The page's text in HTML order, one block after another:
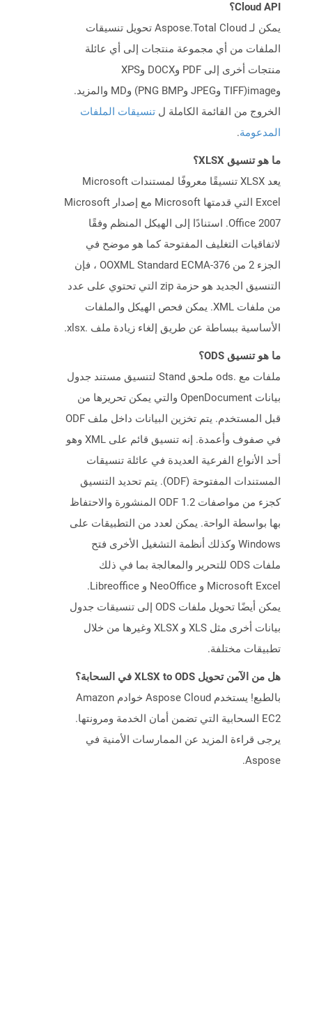
Cloud API؟
يمكن لـ Aspose.Total Cloud تحويل تنسيقات
الملفات من أي مجموعة منتجات إلى أي عائلة
منتجات أخرى إلى PDF وDOCX وXPS
وimage(TIFF وJPEG وPNG BMP) وMD والمزيد.
الخروج من القائمة الكاملة ل تنسيقات الملفات
المدعومة.
ما هو تنسيق XLSX؟
يعد XLSX تنسيقًا معروفًا لمستندات Microsoft
Excel التي قدمتها Microsoft مع إصدار Microsoft
Office 2007. استنادًا إلى الهيكل المنظم وفقًا
لاتفاقيات التغليف المفتوحة كما هو موضح في
الجزء 2 من OOXML Standard ECMA-376 ، فإن
التنسيق الجديد هو حزمة zip التي تحتوي على عدد
من ملفات XML. يمكن فحص الهيكل والملفات
الأساسية ببساطة عن طريق إلغاء زيادة ملف .xlsx.
ما هو تنسيق ODS؟
ملفات مع .ods ملحق Stand لتنسيق مستند جدول
بيانات OpenDocument والتي يمكن تحريرها من
قبل المستخدم. يتم تخزين البيانات داخل ملف ODF
في صفوف وأعمدة. إنه تنسيق قائم على XML وهو
أحد الأنواع الفرعية العديدة في عائلة تنسيقات
المستندات المفتوحة (ODF). يتم تحديد التنسيق
كجزء من مواصفات ODF 1.2 المنشورة والاحتفاظ
بها بواسطة الواحة. يمكن لعدد من التطبيقات على
Windows وكذلك أنظمة التشغيل الأخرى فتح
ملفات ODS للتحرير والمعالجة بما في ذلك
Microsoft Excel و NeoOffice و Libreoffice.
يمكن أيضًا تحويل ملفات ODS إلى تنسيقات جدول
بيانات أخرى مثل XLS و XLSX وغيرها من خلال
تطبيقات مختلفة.
هل من الآمن تحويل XLSX to ODS في السحابة؟
بالطبع! يستخدم Aspose Cloud خوادم Amazon
EC2 السحابية التي تضمن أمان الخدمة ومرونتها.
يرجى قراءة المزيد عن الممارسات الأمنية في
Aspose.